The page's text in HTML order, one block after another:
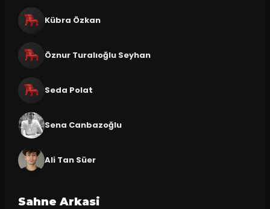
Kübra Özkan
Öznur Turalıoğlu Seyhan
Seda Polat
Sena Canbazoğlu
Ali Tan Süer
Sahne Arkasi